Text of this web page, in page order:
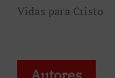
Vidas para Cristo